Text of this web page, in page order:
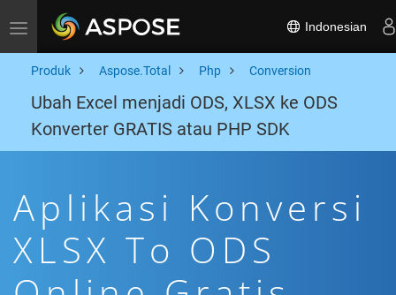
Toggle navigation Indonesian
Produk Aspose.Total Php Conversion
Ubah Excel menjadi ODS, XLSX ke ODS
Konverter GRATIS atau PHP SDK
Aplikasi Konversi
XLSX To ODS